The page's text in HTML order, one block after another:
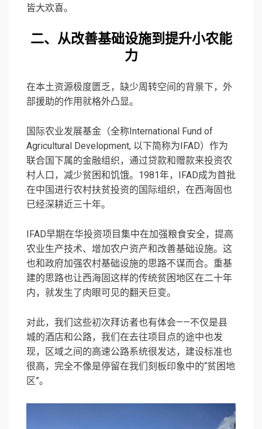
皆大欢喜。
二、从改善基础设施到提升小农能
力
在本土资源极度匮乏，缺少周转空间的背景下，外
部援助的作用就格外凸显。
国际农业发展基金（全称International Fund of
Agricultural Development, 以下简称为IFAD）作为
联合国下属的金融组织，通过贷款和赠款来投资农
村人口，减少贫困和饥饿。1981年，IFAD成为首批
在中国进行农村扶贫投资的国际组织，在西海固也
已经深耕近三十年。
IFAD早期在华投资项目集中在加强粮食安全，提高
农业生产技术、增加农户资产和改善基础设施。这
也和政府加强农村基础设施的思路不谋而合。重基
建的思路也让西海固这样的传统贫困地区在二十年
内，就发生了肉眼可见的翻天巨变。
对此，我们这些初次拜访者也有体会——不仅是县
城的酒店和公路，我们在去往项目点的途中也发
现，区域之间的高速公路系统很发达，建设标准也
很高，完全不像是停留在我们刻板印象中的“贫困地
区”。